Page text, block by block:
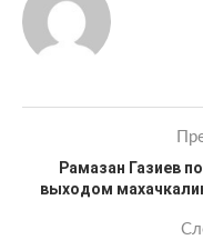
Рамазан Газиев
выходом